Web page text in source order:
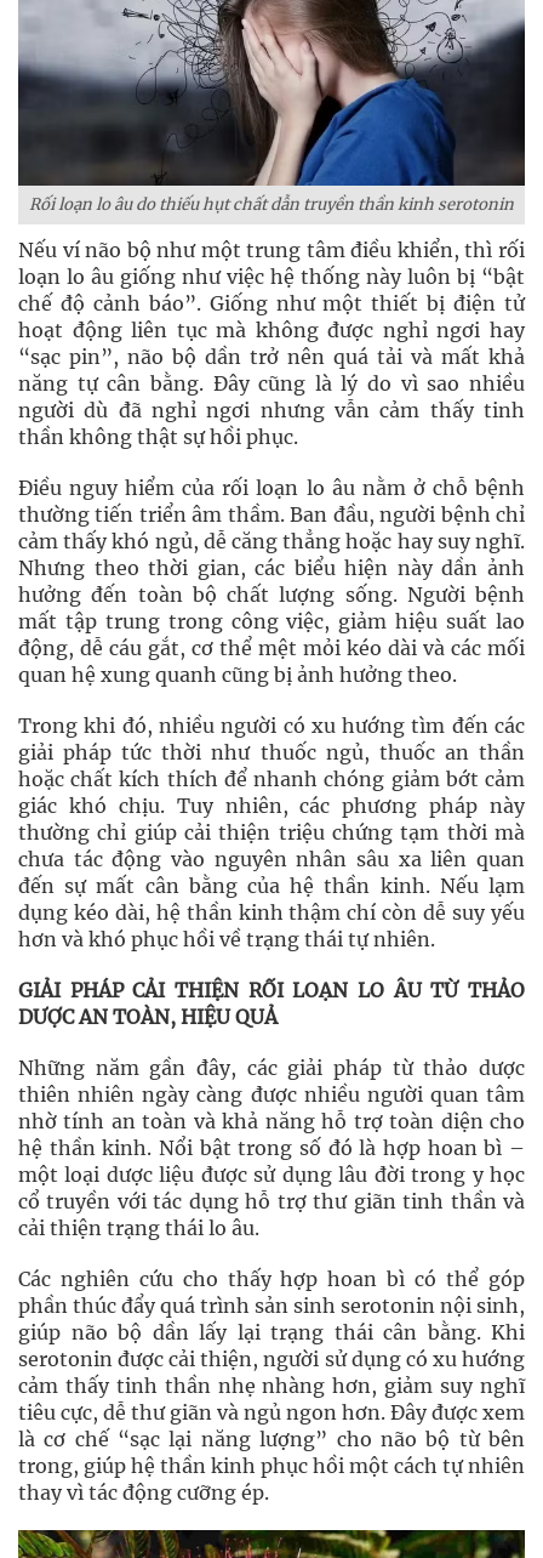
Rối loạn lo âu do thiếu hụt chất dẫn truyền thần kinh serotonin
Nếu ví não bộ như một trung tâm điều khiển, thì rối
loạn lo âu giống như việc hệ thống này luôn bị “bật
chế độ cảnh báo”. Giống như một thiết bị điện tử
hoạt động liên tục mà không được nghỉ ngơi hay
“sạc pin”, não bộ dần trở nên quá tải và mất khả
năng tự cân bằng. Đây cũng là lý do vì sao nhiều
người dù đã nghỉ ngơi nhưng vẫn cảm thấy tinh
thần không thật sự hồi phục.
Điều nguy hiểm của rối loạn lo âu nằm ở chỗ bệnh
thường tiến triển âm thầm. Ban đầu, người bệnh chỉ
cảm thấy khó ngủ, dễ căng thẳng hoặc hay suy nghĩ.
Nhưng theo thời gian, các biểu hiện này dần ảnh
hưởng đến toàn bộ chất lượng sống. Người bệnh
mất tập trung trong công việc, giảm hiệu suất lao
động, dễ cáu gắt, cơ thể mệt mỏi kéo dài và các mối
quan hệ xung quanh cũng bị ảnh hưởng theo.
Trong khi đó, nhiều người có xu hướng tìm đến các
giải pháp tức thời như thuốc ngủ, thuốc an thần
hoặc chất kích thích để nhanh chóng giảm bớt cảm
giác khó chịu. Tuy nhiên, các phương pháp này
thường chỉ giúp cải thiện triệu chứng tạm thời mà
chưa tác động vào nguyên nhân sâu xa liên quan
đến sự mất cân bằng của hệ thần kinh. Nếu lạm
dụng kéo dài, hệ thần kinh thậm chí còn dễ suy yếu
hơn và khó phục hồi về trạng thái tự nhiên.
GIẢI PHÁP CẢI THIỆN RỐI LOẠN LO ÂU TỪ THẢO
DƯỢC AN TOÀN, HIỆU QUẢ
Những năm gần đây, các giải pháp từ thảo dược
thiên nhiên ngày càng được nhiều người quan tâm
nhờ tính an toàn và khả năng hỗ trợ toàn diện cho
hệ thần kinh. Nổi bật trong số đó là hợp hoan bì –
một loại dược liệu được sử dụng lâu đời trong y học
cổ truyền với tác dụng hỗ trợ thư giãn tinh thần và
cải thiện trạng thái lo âu.
Các nghiên cứu cho thấy hợp hoan bì có thể góp
phần thúc đẩy quá trình sản sinh serotonin nội sinh,
giúp não bộ dần lấy lại trạng thái cân bằng. Khi
serotonin được cải thiện, người sử dụng có xu hướng
cảm thấy tinh thần nhẹ nhàng hơn, giảm suy nghĩ
tiêu cực, dễ thư giãn và ngủ ngon hơn. Đây được xem
là cơ chế “sạc lại năng lượng” cho não bộ từ bên
trong, giúp hệ thần kinh phục hồi một cách tự nhiên
thay vì tác động cưỡng ép.